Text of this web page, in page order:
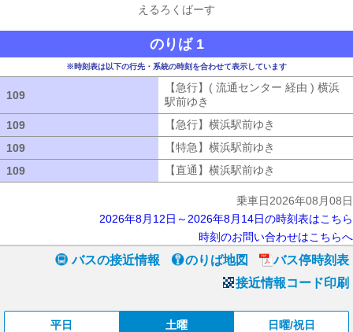
えるろくばーす
のりば 1
※時刻表は以下の行先・系統の時刻を合わせて表示しています
109
【急行】( 流通センター 経由 ) 横浜
駅前ゆき
109
【急行】横浜駅前ゆき
109
【特急】横浜駅前ゆき
109
【直通】横浜駅前ゆき
乗車日2026年08月08日
2026年8月12日～2026年8月14日の時刻表はこちら
時刻のお問い合わせはこちらへ
バスの接近情報 のりば地図
バス停時刻表
接近情報コード印刷
平日 土曜 日曜/祝日